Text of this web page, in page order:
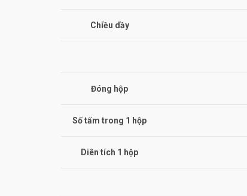
Chiều dầy
Đóng hộp
Số tấm trong 1 hộp
Diên tích 1 hộp